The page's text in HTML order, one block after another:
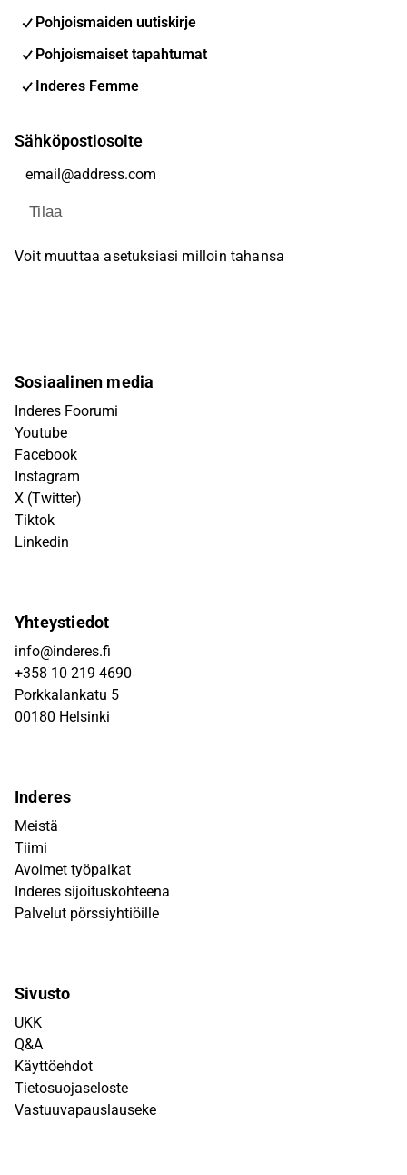
Pohjoismaiden uutiskirje
Pohjoismaiset tapahtumat
Inderes Femme
Sähköpostiosoite
Tilaa
Voit muuttaa asetuksiasi milloin tahansa
Sosiaalinen media
Inderes Foorumi
Youtube
Facebook
Instagram
X (Twitter)
Tiktok
Linkedin
Yhteystiedot
info@inderes.fi
+358 10 219 4690
Porkkalankatu 5
00180 Helsinki
Inderes
Meistä
Tiimi
Avoimet työpaikat
Inderes sijoituskohteena
Palvelut pörssiyhtiöille
Sivusto
UKK
Q&A
Käyttöehdot
Tietosuojaseloste
Vastuuvapauslauseke